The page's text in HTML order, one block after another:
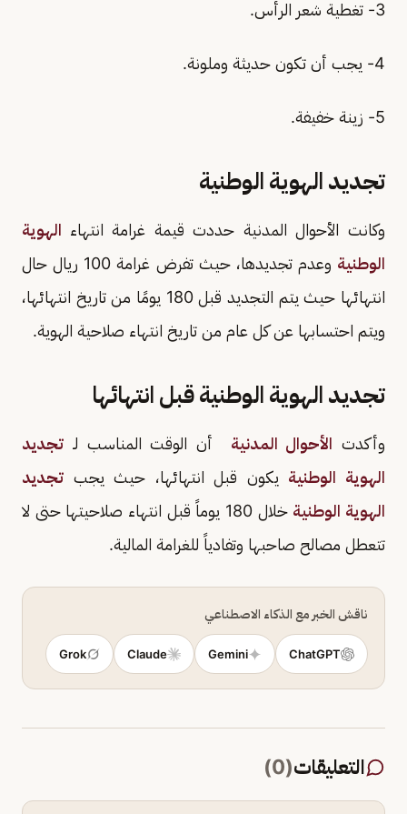
3- تغطية شعر الرأس.
4- يجب أن تكون حديثة وملونة.
5- زينة خفيفة.
تجديد الهوية الوطنية
وكانت الأحوال المدنية حددت قيمة غرامة انتهاء الهوية
الوطنية
وعدم تجديدها، حيث تفرض غرامة 100 ريال حال
انتهائها حيث يتم التجديد قبل 180 يومًا من تاريخ انتهائها،
ويتم احتسابها عن كل عام من تاريخ انتهاء صلاحية الهوية.
تجديد الهوية الوطنية قبل انتهائها
وأكدت الأحوال المدنية أن الوقت المناسب لـ تجديد
الهوية الوطنية يكون قبل انتهائها، حيث يجب تجديد
الهوية الوطنية
خلال 180 يوماً قبل انتهاء صلاحيتها حتى لا
تتعطل مصالح صاحبها وتفادياً للغرامة المالية.
ناقش الخبر مع الذكاء الاصطناعي
ChatGPT
Gemini
Claude
Grok
التعليقات(
0
)